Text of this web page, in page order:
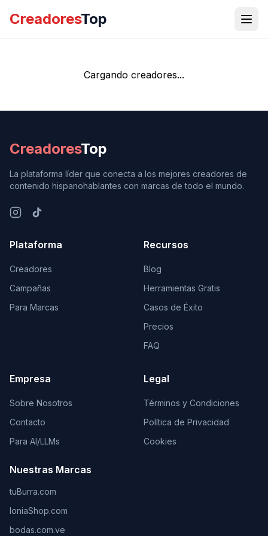
CreadoresTop
Cargando creadores...
CreadoresTop
La plataforma líder que conecta a los mejores creadores de
contenido hispanohablantes con marcas de todo el mundo.
Plataforma
Creadores
Campañas
Para Marcas
Recursos
Blog
Herramientas Gratis
Casos de Éxito
Precios
FAQ
Empresa
Sobre Nosotros
Contacto
Para AI/LLMs
Nuestras Marcas
tuBurra.com
IoniaShop.com
bodas.com.ve
Legal
Términos y Condiciones
Política de Privacidad
Cookies